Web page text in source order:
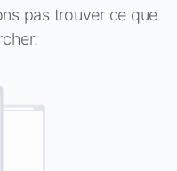
pas trouver ce que